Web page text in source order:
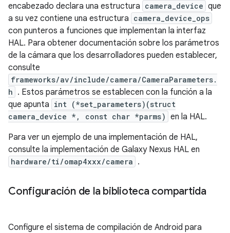
encabezado declara una estructura camera_device que
a su vez contiene una estructura camera_device_ops
con punteros a funciones que implementan la interfaz
HAL. Para obtener documentación sobre los parámetros
de la cámara que los desarrolladores pueden establecer,
consulte
frameworks/av/include/camera/CameraParameters.
h . Estos parámetros se establecen con la función a la
que apunta int (*set_parameters)(struct
camera_device *, const char *parms) en la HAL.
Para ver un ejemplo de una implementación de HAL,
consulte la implementación de Galaxy Nexus HAL en
hardware/ti/omap4xxx/camera .
Configuración de la biblioteca compartida
Configure el sistema de compilación de Android para